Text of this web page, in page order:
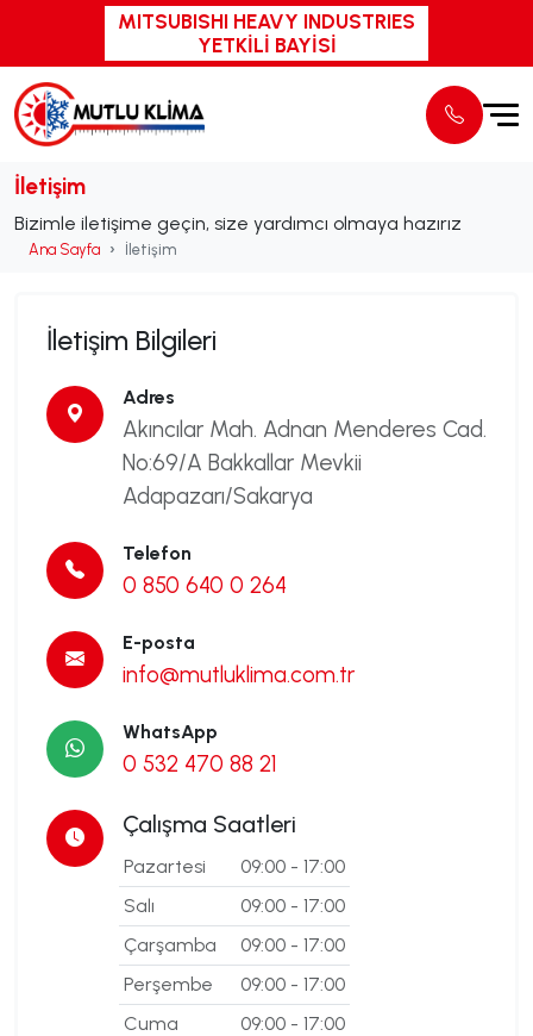
MITSUBISHI HEAVY INDUSTRIES
YETKİLİ BAYİSİ
İletişim
Bizimle iletişime geçin, size yardımcı olmaya hazırız
Ana Sayfa İletişim
İletişim Bilgileri
Adres
Akıncılar Mah. Adnan Menderes Cad.
No:69/A Bakkallar Mevkii
Adapazarı/Sakarya
Telefon
0 850 640 0 264
E-posta
info@mutluklima.com.tr
WhatsApp
0 532 470 88 21
Çalışma Saatleri
Pazartesi
09:00 - 17:00
Salı
09:00 - 17:00
Çarşamba
09:00 - 17:00
Perşembe
09:00 - 17:00
Cuma
09:00 - 17:00